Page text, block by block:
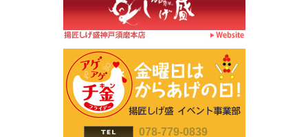
078-779-0839